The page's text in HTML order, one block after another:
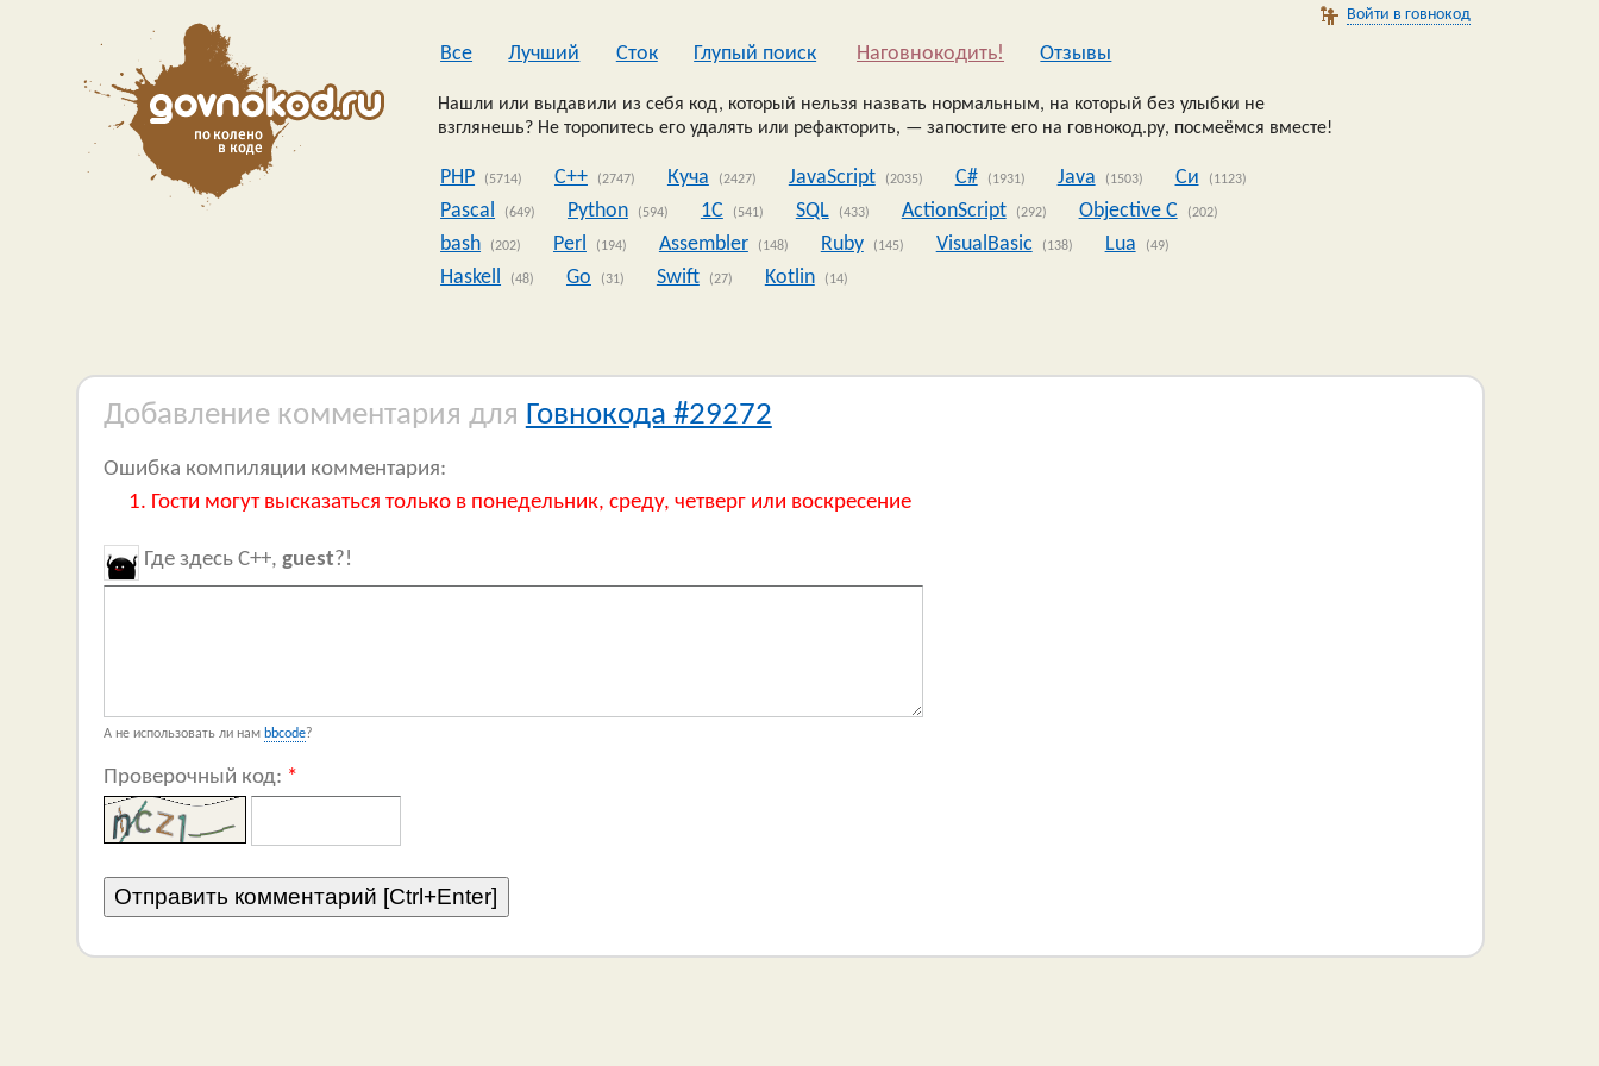
Войти в говнокод
Все Лучший Сток Глупый поиск Наговнокодить! Oтзывы
Нашли или выдавили из себя код, который нельзя назвать нормальным, на который без улыбки не
взглянешь? Не торопитесь его удалять или рефакторить, — запостите его на говнокод.ру, посмеёмся вместе!
PHP (5714) C++ (2747) Куча (2427) JavaScript (2035) C# (1931) Java (1503) Си (1123)
Pascal (649) Python (594) 1C (541) SQL (433) ActionScript (292) Objective C (202)
bash (202) Perl (194) Assembler (148) Ruby (145) VisualBasic (138) Lua (49)
Haskell (48) Go (31) Swift (27) Kotlin (14)
Добавление комментария для Говнокода #29272
Ошибка компиляции комментария:
Гости могут высказаться только в понедельник, среду, четверг или воскресение
Где здесь C++, guest?!
А не использовать ли нам bbcode?
Проверочный код: *